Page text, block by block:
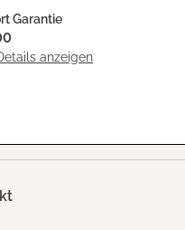
Garantie
anzeigen